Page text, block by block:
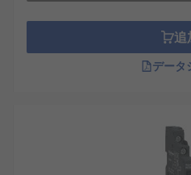
応する幅広い補助接点を卸売
す。おすすめ品や交換部品も
ます。配送については、配送
追
データ